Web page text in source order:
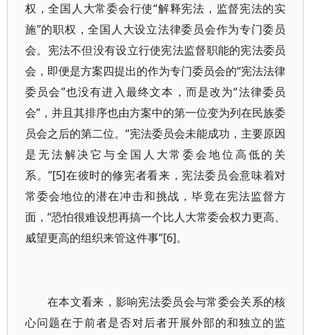
权，全国人大常委会行使“解释宪法，监督宪法的实
施”的职权，全国人大设立法律委员会作为专门委员
会。宪法不但没有设立行使宪法监督职能的宪法委员
会，即便是方案四提出的作为专门委员会的“宪法法律
委员会”也没有进入最终文本，而是改为“法律委员
会”，并且其排序也由方案中的第一位变为列在民族委
员会之后的第二位。“宪法委员会未能成功，主要原因
是无法解决它与全国人大常委会地位高低的关
系。”[5]在彼时的修宪者看来，宪法委员会意味着对
常委会地位的潜在冲击和挑战，毕竟在宪法监督方
面，“恐怕很难设想再搞一个比人大常委会权力更高、
威望更高的组织来管这件事”[6]。
在本文看来，影响宪法委员会与常委会关系的核
心问题在于前者是否对后者开展外部的和独立的监